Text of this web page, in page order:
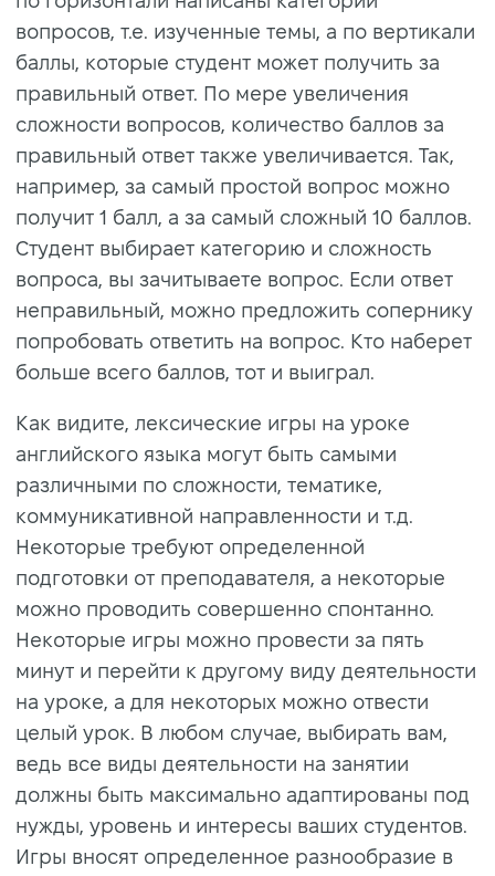
вопросов, т.е. изученные темы, а по вертикали
баллы, которые студент может получить за
правильный ответ. По мере увеличения
сложности вопросов, количество баллов за
правильный ответ также увеличивается. Так,
например, за самый простой вопрос можно
получит 1 балл, а за самый сложный 10 баллов.
Студент выбирает категорию и сложность
вопроса, вы зачитываете вопрос. Если ответ
неправильный, можно предложить сопернику
попробовать ответить на вопрос. Кто наберет
больше всего баллов, тот и выиграл.
Как видите, лексические игры на уроке
английского языка могут быть самыми
различными по сложности, тематике,
коммуникативной направленности и т.д.
Некоторые требуют определенной
подготовки от преподавателя, а некоторые
можно проводить совершенно спонтанно.
Некоторые игры можно провести за пять
минут и перейти к другому виду деятельности
на уроке, а для некоторых можно отвести
целый урок. В любом случае, выбирать вам,
ведь все виды деятельности на занятии
должны быть максимально адаптированы под
нужды, уровень и интересы ваших студентов.
Игры вносят определенное разнообразие в